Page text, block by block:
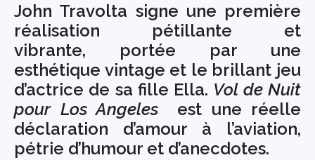
John Travolta signe une première
réalisation pétillante et
vibrante, portée par une
esthétique vintage et le brillant jeu
d’actrice de sa fille Ella. Vol de Nuit
pour Los Angeles est une réelle
déclaration d’amour à l’aviation,
pétrie d’humour et d’anecdotes.